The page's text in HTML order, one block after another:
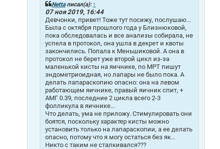
Nettaписал(а): ↑
07 ноя 2019, 16:44
Девчонки, привет! Тоже тут посижу, послушаю...
Была с октября прошлого года у Близнюковой,
пока обследовалась и все анализы собирала, не
успела в протокол, она ушла в декрет и квоты
закончились. Попала к Меньшиковой. А она в
протокол не берет уже второй цикл из-за
маленькой кисты на яичнике, по МРТ пишут
эндометриоидная, но лапары не было пока. А
делать лапараскопию опасно: она на левом
работающем яичнике, правый яичник спит, +
АМГ 0.39, последние 2 цикла всего 2-3
фолликула в яичнике...
Что делать, ума не приложу. Стимулировать они
боятся, поскольку характер кисты можно
установить только на лапараскопии, а ее делать
опасно, потому что я могу остаться без як...
Никто с таким не сталкивался???